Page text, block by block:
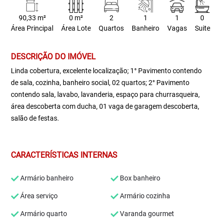
90,33 m²
Área Principal
0 m²
Área Lote
2
Quartos
1
Banheiro
1
Vagas
0
Suite
DESCRIÇÃO DO IMÓVEL
Linda cobertura, excelente localização; 1° Pavimento contendo
de sala, cozinha, banheiro social, 02 quartos; 2° Pavimento
contendo sala, lavabo, lavanderia, espaço para churrasqueira,
área descoberta com ducha, 01 vaga de garagem descoberta,
salão de festas.
CARACTERÍSTICAS INTERNAS
Armário banheiro Box banheiro
Área serviço Armário cozinha
Armário quarto Varanda gourmet